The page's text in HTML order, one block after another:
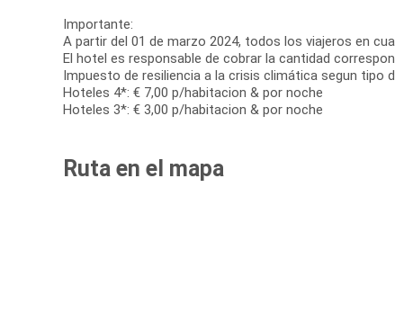
Importante:
A partir del 01 de marzo 2024, todos los viajeros en
El hotel es responsable de cobrar la cantidad
Impuesto de resiliencia a la crisis climática segun
Hoteles 4*: € 7,00 p/habitacion & por noche
Hoteles 3*: € 3,00 p/habitacion & por noche
Ruta en el mapa